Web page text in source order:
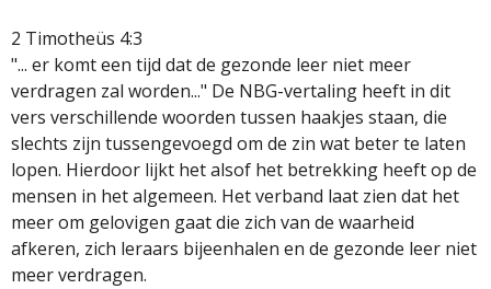
2 Timotheüs 4:3
"... er komt een tijd dat de gezonde leer niet meer
verdragen zal worden..." De NBG-vertaling heeft in dit
vers verschillende woorden tussen haakjes staan, die
slechts zijn tussengevoegd om de zin wat beter te laten
lopen. Hierdoor lijkt het alsof het betrekking heeft op de
mensen in het algemeen. Het verband laat zien dat het
meer om gelovigen gaat die zich van de waarheid
afkeren, zich leraars bijeenhalen en de gezonde leer niet
meer verdragen.